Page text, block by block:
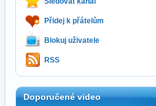
Přidej k přátelům
Blokuj uživatele
RSS
Doporučené video